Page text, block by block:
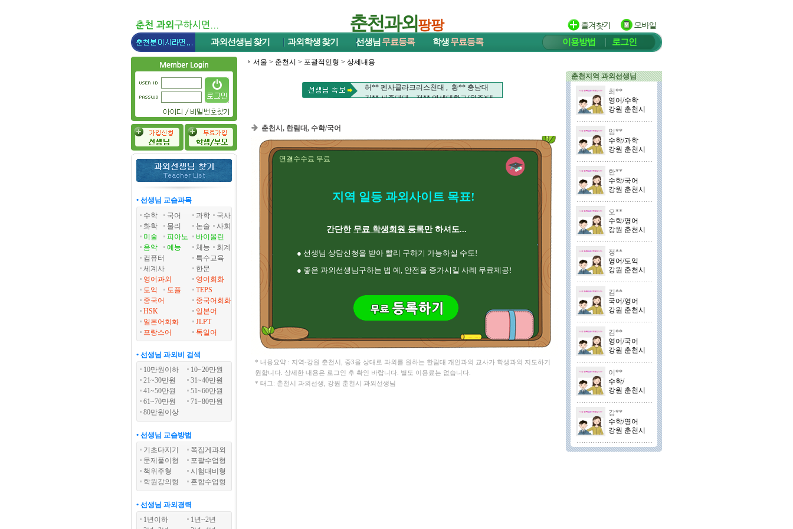
춘천과외 팡팡
과외선생님 찾기 과외학생찾기 선생님 무료등록 학생무료등록 이용방법 로그인
• 선생님 교습과목
수학
국어 과학
국사
화학
물리 논술
사회
미술
피아노
바이올린
음악
예능 체능
회계
컴퓨터
특수교육
세계사
한문
영어과외
영어회화
토익
토플
TEPS
중국어
중국어회화
HSK
일본어
일본어회화
JLPT
프랑스어
독일어
• 선생님 과외비 검색
10만원이하
10~20만원
21~30만원
31~40만원
41~50만원
51~60만원
61~70만원
71~80만원
80만원이상
• 선생님 교습방법
기초다지기
쪽집게과외
문제풀이형
포괄수업형
책위주형
시험대비형
학원강의형
혼합수업형
• 선생님 과외경력
1년이하
1년~2년
서울 > 춘천시 > 포괄적인형 > 상세내용
허** 펜사콜라크리스천대 , 황** 충남대
김** 세종대대 , 정** 연세대학교(원주)대
이** 강원대
춘천시, 한림대, 수학/국어
연결수수료 무료
지역 일등 과외사이트 목표!
간단한 무료 학생회원 등록만하셔도...
● 선생님 상담신청을 받아 빨리 구하기 가능하실 수도!
● 좋은 과외선생님구하는 법 예, 안전을 증가시킬 사례 무료제공!
* 내용요약 : 지역-강원 춘천시, 중3을 상대로 과외를 원하는 한림대 개인과외 교사가 학생과외 지도하기
원합니다. 상세한 내용은 로그인 후 확인 바랍니다. 별도 이용료는 없습니다.
* 태그: 춘천시 과외선생, 강원 춘천시 과외선생님
춘천지역 과외선생님
최**
영어/수학
강원 춘천시
임**
수학/과학
강원 춘천시
한**
수학/국어
강원 춘천시
오**
수학/영어
강원 춘천시
정**
영어/토익
강원 춘천시
김**
국어/영어
강원 춘천시
김**
영어/국어
강원 춘천시
이**
수학/
강원 춘천시
강**
수학/영어
강원 춘천시